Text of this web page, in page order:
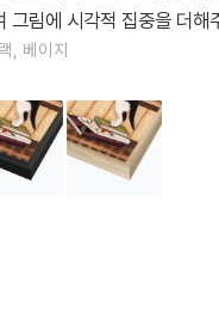
그림에 시각적 집중을 더해
, 베이지